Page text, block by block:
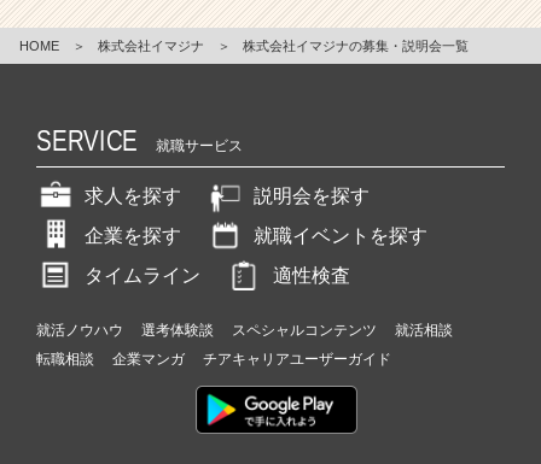
HOME ＞ 株式会社イマジナ ＞ 株式会社イマジナの募集・説明会一覧
SERVICE 就職サービス
求人を探す
説明会を探す
企業を探す
就職イベントを探す
タイムライン
適性検査
就活ノウハウ 選考体験談 スペシャルコンテンツ
就活相談
転職相談
企業マンガ チアキャリアユーザーガイド